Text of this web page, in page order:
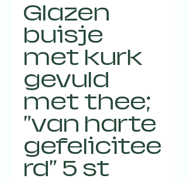
Glazen
buisje
met kurk
gevuld
met thee;
"van harte
gefelicitee
rd" 5 st